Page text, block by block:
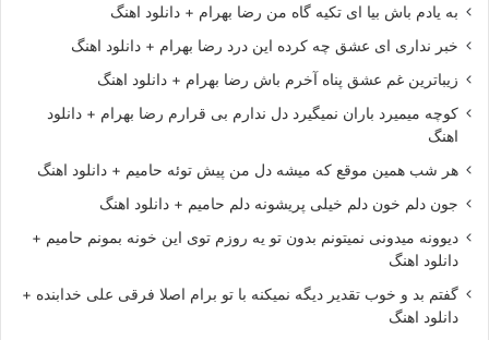
به یادم باش بیا ای تکیه گاه من رضا بهرام + دانلود اهنگ
خبر نداری ای عشق چه کرده این درد رضا بهرام + دانلود اهنگ
زیباترین غم عشق پناه آخرم باش رضا بهرام + دانلود اهنگ
کوچه میمیرد باران نمیگیرد دل ندارم بی قرارم رضا بهرام + دانلود
اهنگ
هر شب همین موقع که میشه دل من پیش توئه حامیم + دانلود اهنگ
جون دلم خون دلم خیلی پریشونه دلم حامیم + دانلود اهنگ
دیوونه میدونی نمیتونم بدون تو یه روزم توی این خونه بمونم حامیم +
دانلود اهنگ
گفتم بد و خوب تقدیر دیگه نمیکنه با تو برام اصلا فرقی علی خدابنده +
دانلود اهنگ